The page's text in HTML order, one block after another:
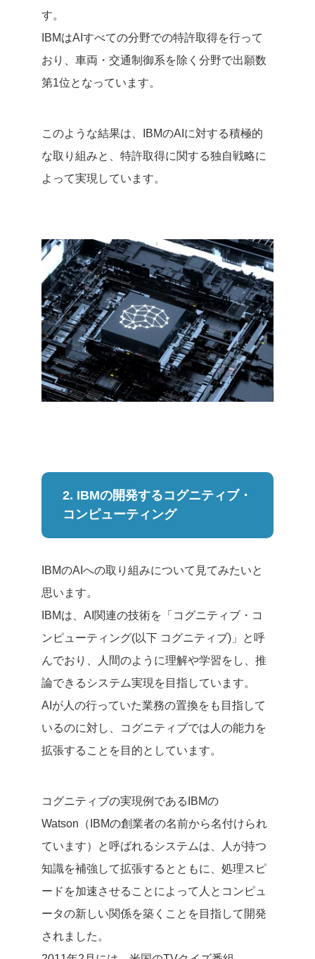
す。
IBMはAIすべての分野での特許取得を行って
おり、車両・交通制御系を除く分野で出願数
第1位となっています。
このような結果は、IBMのAIに対する積極的
な取り組みと、特許取得に関する独自戦略に
よって実現しています。
2. IBMの開発するコグニティブ・
コンピューティング
IBMのAIへの取り組みについて見てみたいと
思います。
IBMは、AI関連の技術を「コグニティブ・コ
ンピューティング(以下 コグニティブ)」と呼
んでおり、人間のように理解や学習をし、推
論できるシステム実現を目指しています。
AIが人の行っていた業務の置換をも目指して
いるのに対し、コグニティブでは人の能力を
拡張することを目的としています。
コグニティブの実現例であるIBMの
Watson（IBMの創業者の名前から名付けられ
ています）と呼ばれるシステムは、人が持つ
知識を補強して拡張するとともに、処理スピ
ードを加速させることによって人とコンピュ
ータの新しい関係を築くことを目指して開発
されました。